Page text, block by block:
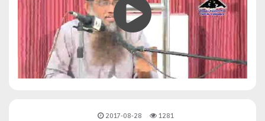
2017-08-28 1281